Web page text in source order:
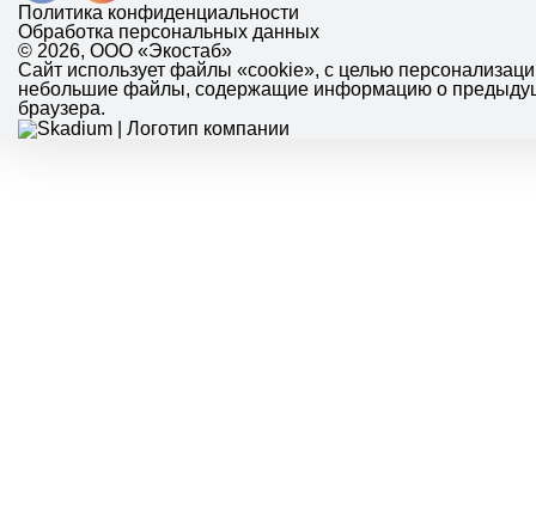
Политика конфиденциальности
Обработка персональных данных
© 2026, ООО «Экостаб»
Сайт использует файлы «cookie», с целью
небольшие файлы, содержащие информацию о
браузера.